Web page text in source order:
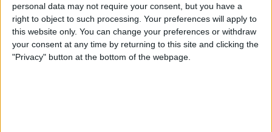
personal data may not require your consent, but you have a
right to object to such processing. Your preferences will apply to
this website only. You can change your preferences or withdraw
your consent at any time by returning to this site and clicking the
"Privacy" button at the bottom of the webpage.
Quand on débute :
on connaît peu le marché du travail